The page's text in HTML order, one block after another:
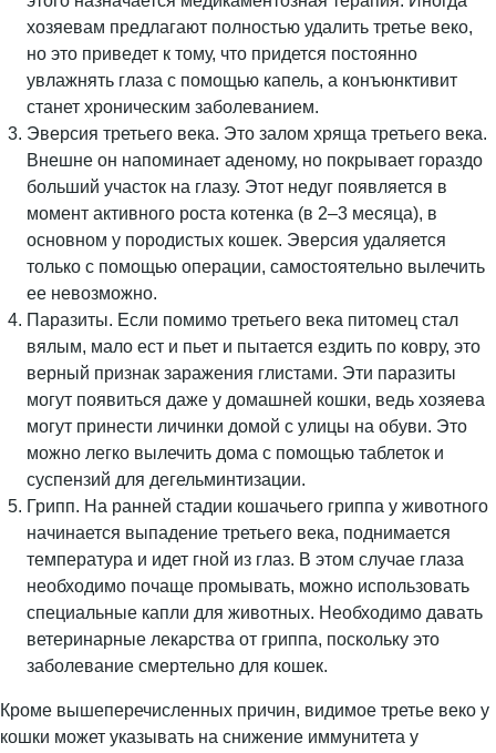
хозяевам предлагают полностью удалить третье веко,
но это приведет к тому, что придется постоянно
увлажнять глаза с помощью капель, а конъюнктивит
станет хроническим заболеванием.
Эверсия третьего века. Это залом хряща третьего века.
Внешне он напоминает аденому, но покрывает гораздо
больший участок на глазу. Этот недуг появляется в
момент активного роста котенка (в 2–3 месяца), в
основном у породистых кошек. Эверсия удаляется
только с помощью операции, самостоятельно вылечить
ее невозможно.
Паразиты. Если помимо третьего века питомец стал
вялым, мало ест и пьет и пытается ездить по ковру, это
верный признак заражения глистами. Эти паразиты
могут появиться даже у домашней кошки, ведь хозяева
могут принести личинки домой с улицы на обуви. Это
можно легко вылечить дома с помощью таблеток и
суспензий для дегельминтизации.
Грипп. На ранней стадии кошачьего гриппа у животного
начинается выпадение третьего века, поднимается
температура и идет гной из глаз. В этом случае глаза
необходимо почаще промывать, можно использовать
специальные капли для животных. Необходимо давать
ветеринарные лекарства от гриппа, поскольку это
заболевание смертельно для кошек.
Кроме вышеперечисленных причин, видимое третье веко у
кошки может указывать на снижение иммунитета у